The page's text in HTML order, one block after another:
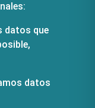
datos que
datos